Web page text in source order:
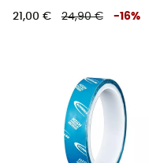
21,00 € 24,90 € -16%